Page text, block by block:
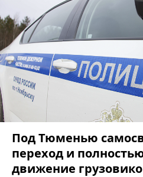
Под Тюменью
переход и
движение